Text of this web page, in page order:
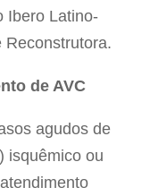
Ibero Latino-
Reconstrutora.
de AVC
agudos de
isquêmico ou